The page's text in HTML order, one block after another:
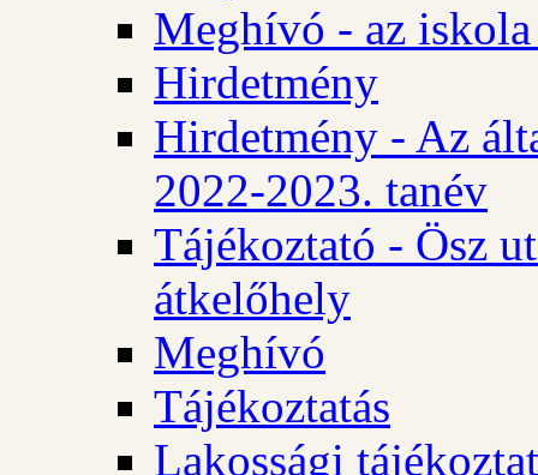
Meghívó - az iskola
Hirdetmény
Hirdetmény - Az
2022-2023. tanév
Tájékoztató - Ösz
átkelőhely
Meghívó
Tájékoztatás
Lakossági